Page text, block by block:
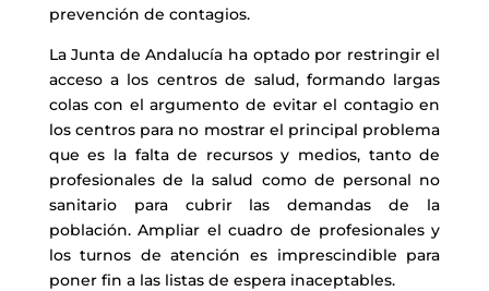
prevención de contagios.
La Junta de Andalucía ha optado por restringir el
acceso a los centros de salud, formando largas
colas con el argumento de evitar el contagio en
los centros para no mostrar el principal problema
que es la falta de recursos y medios, tanto de
profesionales de la salud como de personal no
sanitario para cubrir las demandas de la
población. Ampliar el cuadro de profesionales y
los turnos de atención es imprescindible para
poner fin a las listas de espera inaceptables.